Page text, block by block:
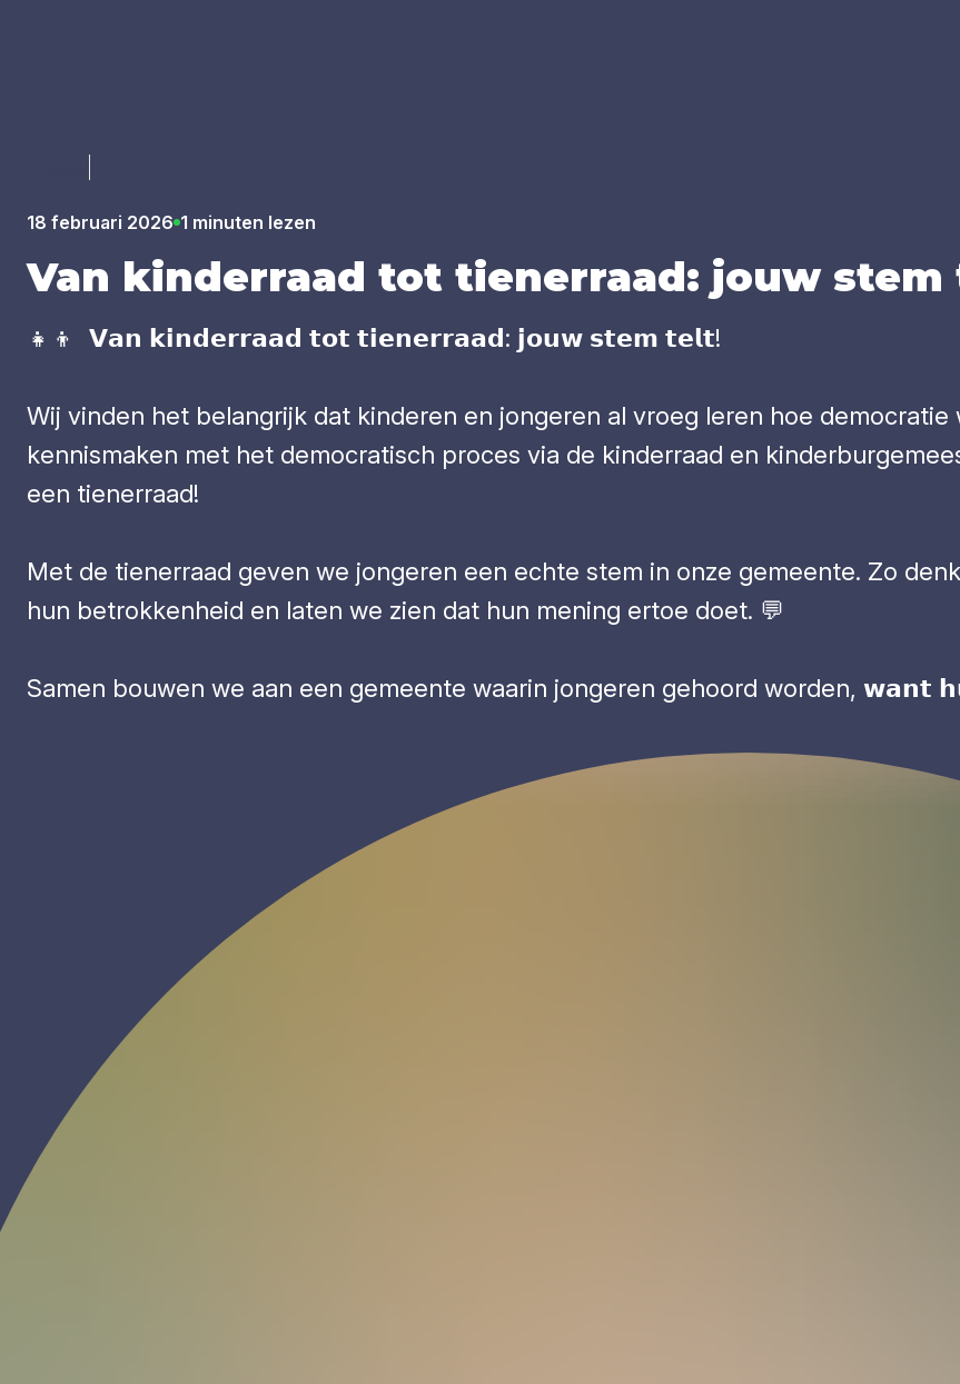
18 februari 2026 1 minuten lezen
Van kin­der­raad tot tie­ner­raad: jouw stem
👧👦 𝗩𝗮𝗻 𝗸𝗶𝗻𝗱𝗲𝗿𝗿𝗮𝗮𝗱 𝘁𝗼𝘁 𝘁𝗶𝗲𝗻𝗲𝗿𝗿𝗮𝗮𝗱: 𝗷𝗼𝘂𝘄 𝘀𝘁𝗲𝗺 𝘁𝗲𝗹𝘁!
Wij vinden het belangrijk dat kinderen en jongeren al vroeg leren hoe
kennismaken met het democratisch proces via de kinderraad en
een tienerraad!
Met de tienerraad geven we jongeren een echte stem in onze gemeente. Zo
hun betrokkenheid en laten we zien dat hun mening ertoe doet. 💬
Samen bouwen we aan een gemeente waarin jongeren gehoord worden, 𝘄𝗮𝗻𝘁